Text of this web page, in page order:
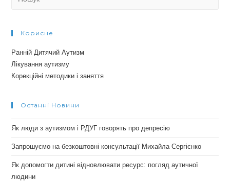
Корисне
Ранній Дитячий Аутизм
Лікування аутизму
Корекційні методики і заняття
Останні Новини
Як люди з аутизмом і РДУГ говорять про депресію
Запрошуємо на безкоштовні консультації Михайла Сергієнко
Як допомогти дитині відновлювати ресурс: погляд аутичної
людини